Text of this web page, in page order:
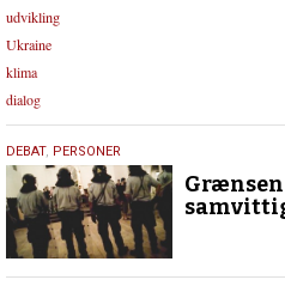
udvikling
Ukraine
klima
dialog
30.
april
2020
DEBAT, PERSONER
Grænsen